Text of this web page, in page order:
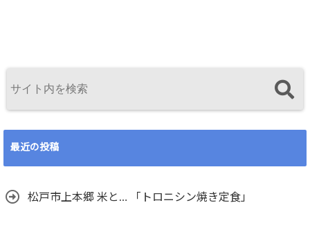
最近の投稿
松戸市上本郷 米と… 「トロニシン焼き定食」